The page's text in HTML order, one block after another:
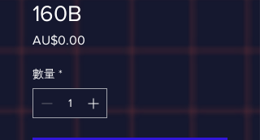
160B
AU$0.00
數量 *